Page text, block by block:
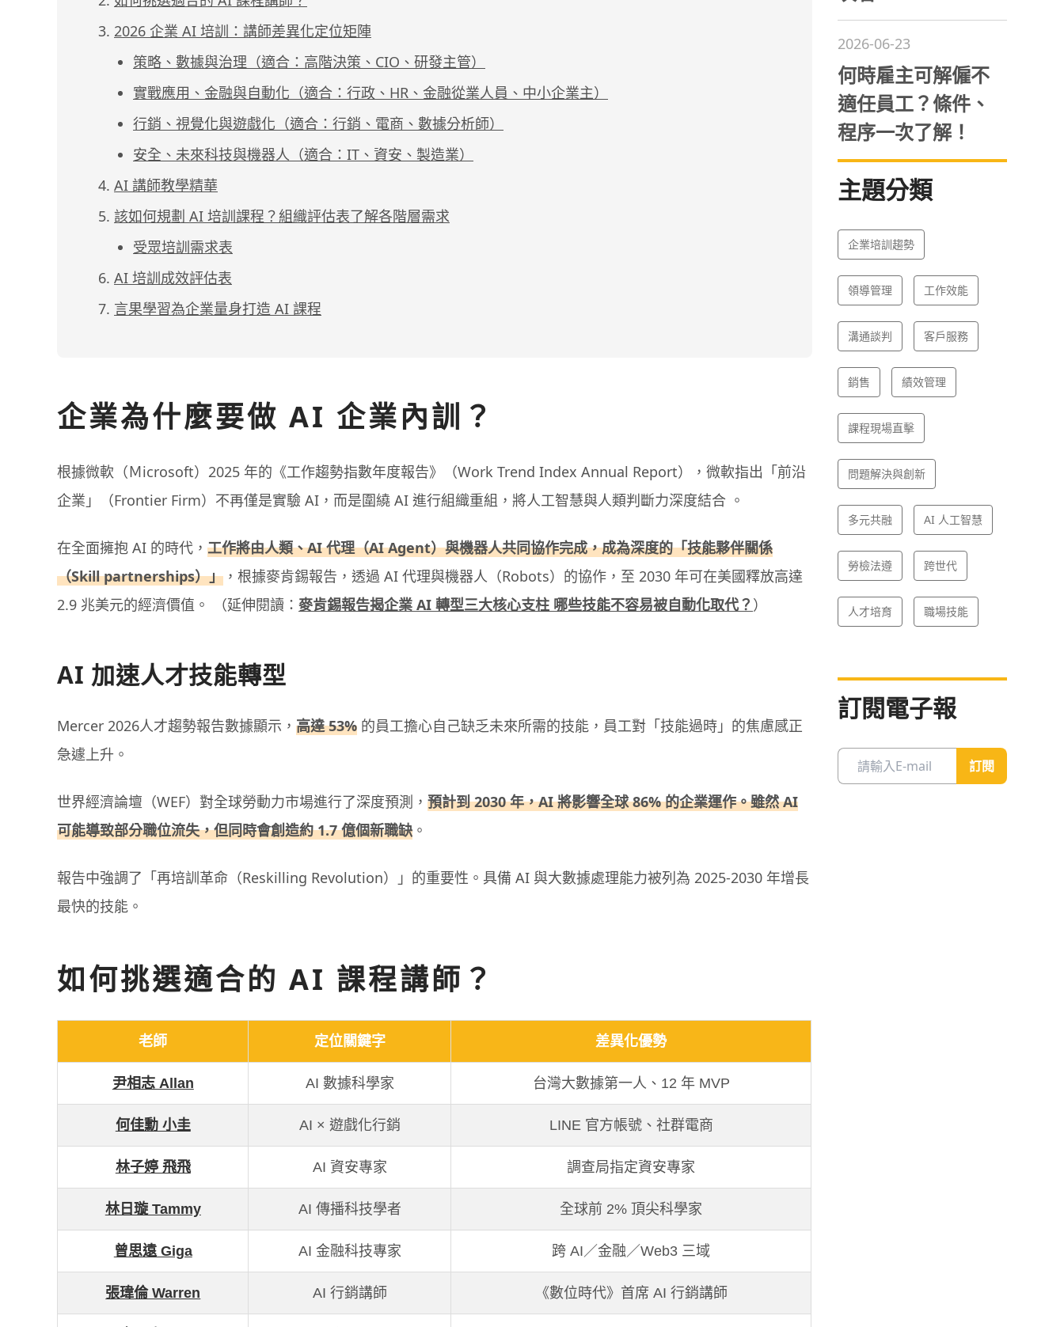
2026 企業 AI 培訓：講師差異化定位矩陣
策略、數據與治理（適合：高階決策、CIO、研發主管）
實戰應用、金融與自動化（適合：行政、HR、金融從業人員、中小企業主）
行銷、視覺化與遊戲化（適合：行銷、電商、數據分析師）
安全、未來科技與機器人（適合：IT、資安、製造業）
AI 講師教學精華
該如何規劃 AI 培訓課程？組織評估表了解各階層需求
受眾培訓需求表
AI 培訓成效評估表
言果學習為企業量身打造 AI 課程
企業為什麼要做 AI 企業內訓？
根據微軟（Ｍicrosoft）2025 年的《工作趨勢指數年度報告》（Work Trend Index Annual Report），微軟指出「前沿
企業」（Frontier Firm）不再僅是實驗 AI，而是圍繞 AI 進行組織重組，將人工智慧與人類判斷力深度結合 。
在全面擁抱 AI 的時代， 工作將由人類、AI 代理（AI Agent）與機器人共同協作完成，成為深度的「技能夥伴關係
（Skill partnerships）」 ，根據麥肯錫報告，透過 AI 代理與機器人（Robots）的協作，至 2030 年可在美國釋放高達
2.9 兆美元的經濟價值。 （延伸閱讀： 麥肯錫報告揭企業 AI 轉型三大核心支柱 哪些技能不容易被自動化取代？ ）
AI 加速人才技能轉型
Mercer 2026人才趨勢報告數據顯示， 高達 53% 的員工擔心自己缺乏未來所需的技能，員工對「技能過時」的焦慮感正
急遽上升。
世界經濟論壇（WEF）對全球勞動力市場進行了深度預測， 預計到 2030 年，AI 將影響全球 86% 的企業運作。雖然 AI
可能導致部分職位流失，但同時會創造約 1.7 億個新職缺 。
報告中強調了「再培訓革命（Reskilling Revolution）」的重要性。具備 AI 與大數據處理能力被列為 2025-2030 年增長
最快的技能。
如何挑選適合的 AI 課程講師？
老師 定位關鍵字 差異化優勢
尹相志 Allan AI 數據科學家 台灣大數據第一人、12 年 MVP
何佳勳 小圭 AI × 遊戲化行銷 LINE 官方帳號、社群電商
林子婷 飛飛 AI 資安專家 調查局指定資安專家
林日璇 Tammy AI 傳播科技學者 全球前 2% 頂尖科學家
曾思遠 Giga AI 金融科技專家 跨 AI／金融／Web3 三域
張瑋倫 Warren AI 行銷講師 《數位時代》首席 AI 行銷講師
2026-06-23
何時雇主可解僱不
適任員工？條件、
程序一次了解！
主題分類
企業培訓趨勢
領導管理 工作效能
溝通談判 客戶服務
銷售 績效管理
課程現場直擊
問題解決與創新
多元共融 AI 人工智慧
勞檢法遵 跨世代
人才培育 職場技能
訂閱電子報
訂閱